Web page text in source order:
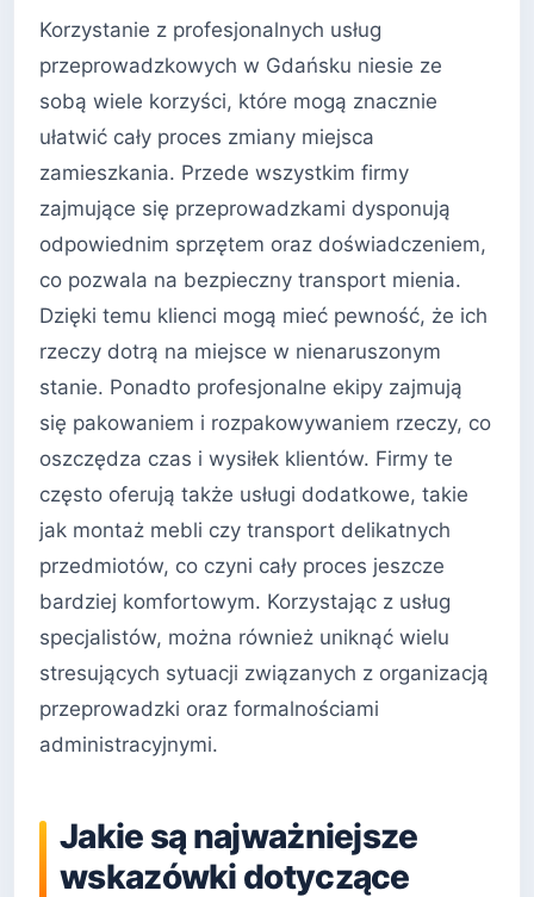
Korzystanie z profesjonalnych usług
przeprowadzkowych w Gdańsku niesie ze
sobą wiele korzyści, które mogą znacznie
ułatwić cały proces zmiany miejsca
zamieszkania. Przede wszystkim firmy
zajmujące się przeprowadzkami dysponują
odpowiednim sprzętem oraz doświadczeniem,
co pozwala na bezpieczny transport mienia.
Dzięki temu klienci mogą mieć pewność, że ich
rzeczy dotrą na miejsce w nienaruszonym
stanie. Ponadto profesjonalne ekipy zajmują
się pakowaniem i rozpakowywaniem rzeczy, co
oszczędza czas i wysiłek klientów. Firmy te
często oferują także usługi dodatkowe, takie
jak montaż mebli czy transport delikatnych
przedmiotów, co czyni cały proces jeszcze
bardziej komfortowym. Korzystając z usług
specjalistów, można również uniknąć wielu
stresujących sytuacji związanych z organizacją
przeprowadzki oraz formalnościami
administracyjnymi.
Jakie są najważniejsze
wskazówki dotyczące